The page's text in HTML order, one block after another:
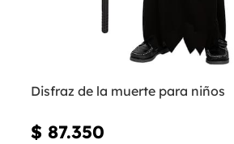
Disfraz de la muerte para niños
$ 87.350